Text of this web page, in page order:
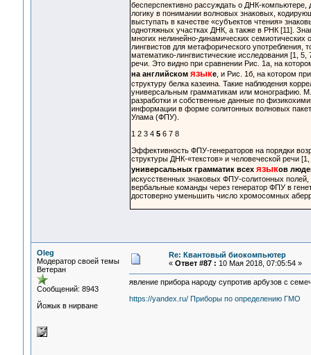
бесперспективно рассуждать о ДНК-
логику в понимании волновых знаковых,
выступать в качестве «субъектов чтения»
однотяжных участках ДНК, а также в РНК [11].
многих нелинейно-динамических семиотических
лингвистов для метафорического употребления,
математико-лингвистические исследования [1,
речи. Это видно при сравнении Рис. 1а, на
на английском языке, и Рис. 1б, на котором
структуру белка казеина. Такие наблюдения
универсальным грамматикам или монографию.
разработки и собственные данные по
информации в форме солитонных волновых
Улама (ФПУ).
1 2 3 4 56 7 8
Эффективность ФПУ-генераторов на порядки
структуры ДНК-«текстов» и человеческой речи
универсальных грамматик всех языков
искусственных знаковых ФПУ-солитонных
вербальные команды через генератор ФПУ в
достоверно уменьшить число хромосомных
Oleg
Модератор своей темы
Ветеран
Сообщений: 8943
Йожык в нирване
Re: Квантовый биокомпьютер
« Ответ #87 : 10 Мая 2018, 07:05:54 »
явление прибора народу супротив арбузов с
https://yandex.ru/ Приборы по определению ГМО